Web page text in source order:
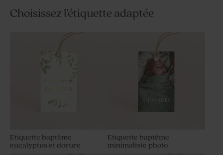
Choisissez l'étiquette adaptée
Etiquette baptême
eucalyptus et dorure
Etiquette baptême
minimaliste photo